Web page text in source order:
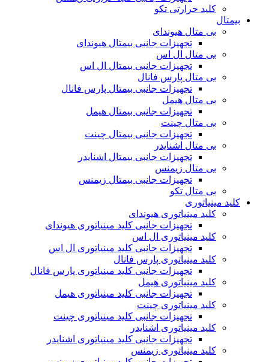
کلید حرارتی تکو
بیمتال
بی متال هیوندای
تجهیزات جانبی بیمتال هیوندای
بی متال ال اس
تجهیزات جانبی بیمتال ال اس
بی متال پارس فانال
تجهیزات جانبی بیمتال پارس فانال
بی متال هیمل
تجهیزات جانبی بیمتال هیمل
بی متال چینت
تجهیزات جانبی بیمتال چینت
بی متال اشنایدر
تجهیزات جانبی بیمتال اشنایدر
بی متال زیمنس
تجهیزات جانبی بیمتال زیمنس
بی متال تکو
کلید مینیاتوری
کلید مینیاتوری هیوندای
تجهیزات جانبی کلید مینیاتوری هیوندای
کلید مینیاتوری ال اس
تجهیزات جانبی کلید مینیاتوری ال اس
کلید مینیاتوری پارس فانال
تجهیزات جانبی کلید مینیاتوری پارس فانال
کلید مینیاتوری هیمل
تجهیزات جانبی کلید مینیاتوری هیمل
کلید مینیاتوری چینت
تجهیزات جانبی کلید مینیاتوری چینت
کلید مینیاتوری اشنایدر
تجهیزات جانبی کلید مینیاتوری اشنایدر
کلید مینیاتوری زیمنس